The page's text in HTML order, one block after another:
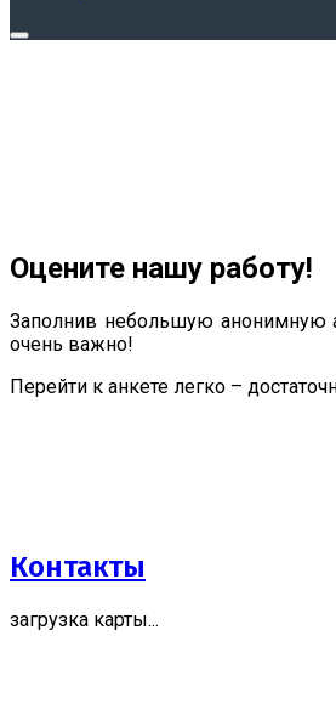
Оцените нашу работу!
Заполнив небольшую анонимную
очень важно!
Перейти к анкете легко –
Контакты
загрузка карты...